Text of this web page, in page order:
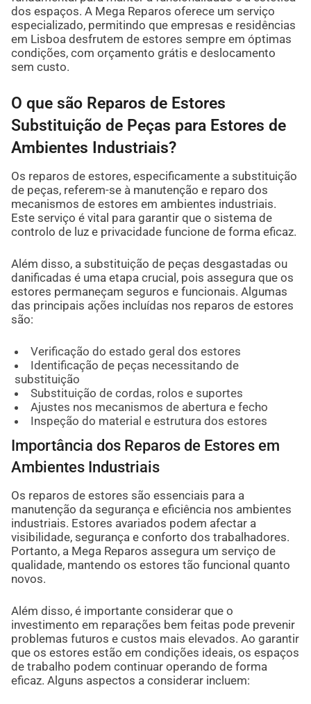
dos espaços. A Mega Reparos oferece um serviço
especializado, permitindo que empresas e residências
em Lisboa desfrutem de estores sempre em óptimas
condições, com orçamento grátis e deslocamento
sem custo.
O que são Reparos de Estores
Substituição de Peças para Estores de
Ambientes Industriais?
Os reparos de estores, especificamente a substituição
de peças, referem-se à manutenção e reparo dos
mecanismos de estores em ambientes industriais.
Este serviço é vital para garantir que o sistema de
controlo de luz e privacidade funcione de forma eficaz.
Além disso, a substituição de peças desgastadas ou
danificadas é uma etapa crucial, pois assegura que os
estores permaneçam seguros e funcionais. Algumas
das principais ações incluídas nos reparos de estores
são:
Verificação do estado geral dos estores
Identificação de peças necessitando de
substituição
Substituição de cordas, rolos e suportes
Ajustes nos mecanismos de abertura e fecho
Inspeção do material e estrutura dos estores
Importância dos Reparos de Estores em
Ambientes Industriais
Os reparos de estores são essenciais para a
manutenção da segurança e eficiência nos ambientes
industriais. Estores avariados podem afectar a
visibilidade, segurança e conforto dos trabalhadores.
Portanto, a Mega Reparos assegura um serviço de
qualidade, mantendo os estores tão funcional quanto
novos.
Além disso, é importante considerar que o
investimento em reparações bem feitas pode prevenir
problemas futuros e custos mais elevados. Ao garantir
que os estores estão em condições ideais, os espaços
de trabalho podem continuar operando de forma
eficaz. Alguns aspectos a considerar incluem: